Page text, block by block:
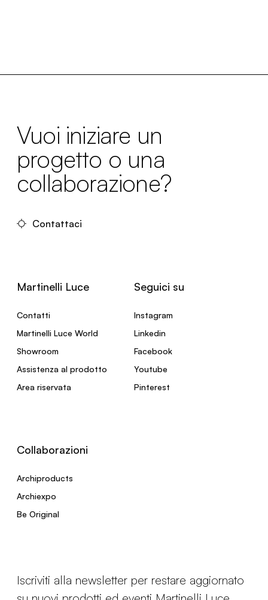
Vuoi iniziare un
progetto o una
collaborazione?
Contattaci
Martinelli Luce
Contatti
Martinelli Luce World
Showroom
Assistenza al prodotto
Area riservata
Seguici su
Instagram
Linkedin
Facebook
Youtube
Pinterest
Collaborazioni
Archiproducts
Archiexpo
Be Original
Iscriviti alla newsletter per restare aggiornato